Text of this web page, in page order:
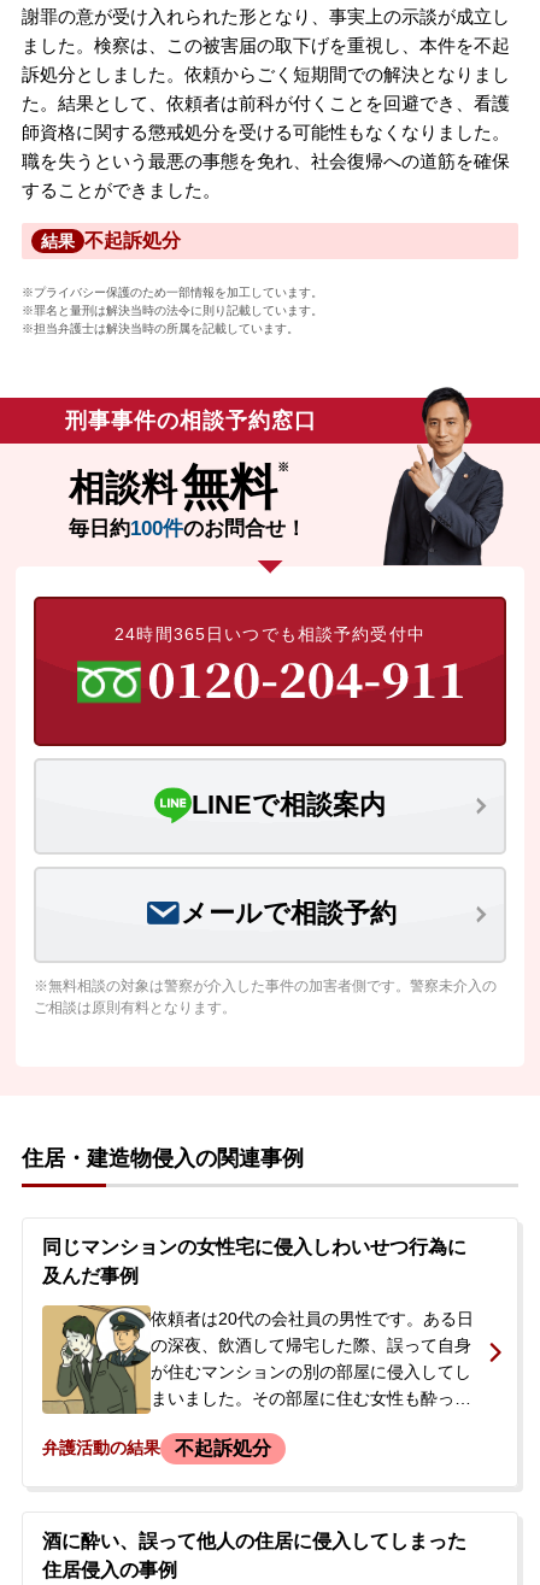
謝罪の意が受け入れられた形となり、事実上の示談が成立し
ました。検察は、この被害届の取下げを重視し、本件を不起
訴処分としました。依頼からごく短期間での解決となりまし
た。結果として、依頼者は前科が付くことを回避でき、看護
師資格に関する懲戒処分を受ける可能性もなくなりました。
職を失うという最悪の事態を免れ、社会復帰への道筋を確保
することができました。
結果 不起訴処分
※プライバシー保護のため一部情報を加工しています。
※罪名と量刑は解決当時の法令に則り記載しています。
※担当弁護士は解決当時の所属を記載しています。
刑事事件の相談予約窓口
相談料無料
毎日約100件のお問合せ！
24時間365日いつでも相談予約受付中
LINEで相談案内
メールで相談予約
※無料相談の対象は警察が介入した事件の加害者側です。警察未介入の
ご相談は原則有料となります。
住居・建造物侵入の関連事例
同じマンションの女性宅に侵入しわいせつ行為に
及んだ事例
依頼者は20代の会社員の男性です。ある日
の深夜、飲酒して帰宅した際、誤って自身
が住むマンションの別の部屋に侵入してし
まいました。その部屋に住む女性も酔って
たが、面識がないことに気づかれ、依頼者
たが、特に声をかけられることはありませ
んでした。依頼者に前科・前歴はなく、こ
弁護活動の結果 不起訴処分
酒に酔い、誤って他人の住居に侵入してしまった
住居侵入の事例